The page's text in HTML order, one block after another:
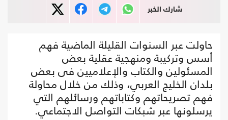
شارك الخبر
حاولت عبر السنوات القليلة الماضية فهم
أسس وتركيبة ومنهجية عقلية بعض
المسئولين والكتاب والإعلاميين فى بعض
بلدان الخليج العربي، وذلك من خلال محاولة
فهم تصريحاتهم وكتاباتهم ورسائلهم التي
يرسلونها عبر شبكات التواصل الاجتماعي.